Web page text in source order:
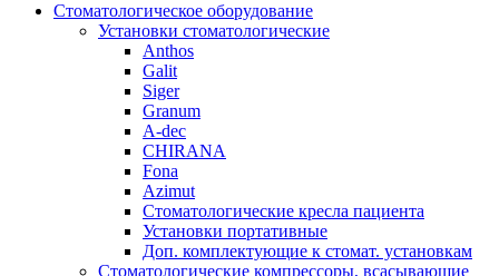
Стоматологическое оборудование
Установки стоматологические
Anthos
Galit
Siger
Granum
A-dec
CHIRANA
Fona
Azimut
Стоматологические кресла пациента
Установки портативные
Доп. комплектующие к стомат. установкам
Стоматологические компрессоры, всасывающие